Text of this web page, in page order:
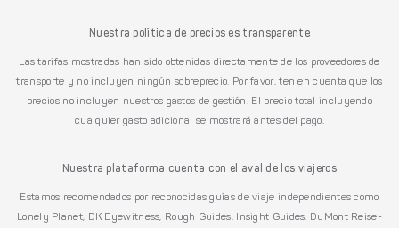
Nuestra política de precios es transparente
Las tarifas mostradas han sido obtenidas directamente de los proveedores de
transporte y no incluyen ningún sobreprecio. Por favor, ten en cuenta que los
precios no incluyen nuestros gastos de gestión. El precio total incluyendo
cualquier gasto adicional se mostrará antes del pago.
Nuestra plataforma cuenta con el aval de los viajeros
Estamos recomendados por reconocidas guías de viaje independientes como
Lonely Planet, DK Eyewitness, Rough Guides, Insight Guides, DuMont Reise-